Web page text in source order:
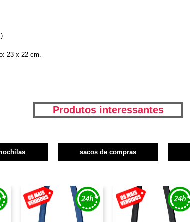
23 x 22 cm.
Produtos interessantes
sacos de compras